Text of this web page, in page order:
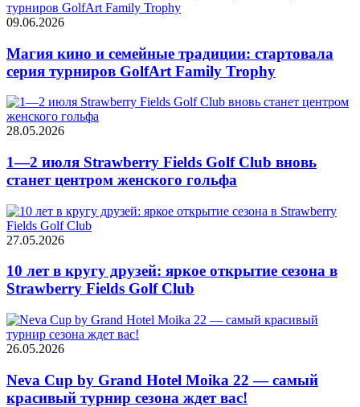
09.06.2026
Магия кино и семейные традиции: стартовала
серия турниров GolfArt Family Trophy
28.05.2026
1—2 июля Strawberry Fields Golf Club вновь
станет центром женского гольфа
27.05.2026
10 лет в кругу друзей: яркое открытие сезона в
Strawberry Fields Golf Club
26.05.2026
Neva Cup by Grand Hotel Moika 22 — самый
красивый турнир сезона ждет вас!